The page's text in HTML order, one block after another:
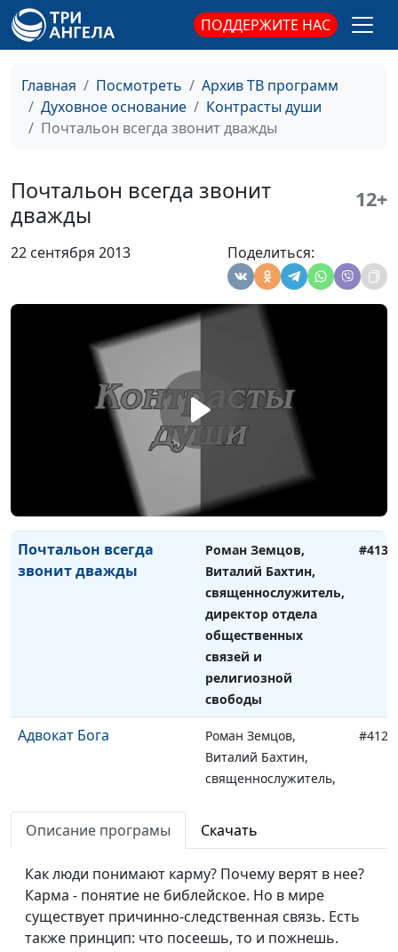
ПОДДЕРЖИТЕ НАС
Главная Посмотреть
Архив ТВ программ
Духовное основание
Контрасты души
Почтальон всегда звонит дважды
Почтальон всегда звонит
дважды
12+
22 сентября 2013 Поделиться:
свободы
Христиане всех стран,
объединяйтесь!
Виталий Бахтин,
священнослужитель,
директор отдела
общественных связей
свободы
Навязчивое Евангелие
священнослужитель,
директор отдела
общественных связей
Философия успеха
Роман Земцов,
Виталий Бахтин,
священнослужитель,
директор отдела
и религиозной
свободы
Почтальон всегда
звонит дважды
Роман Земцов,
Виталий Бахтин,
священнослужитель,
директор отдела
общественных
связей и
религиозной
свободы
#413
Адвокат Бога
Роман Земцов,
Виталий Бахтин,
священнослужитель,
#412
Погубить губивших
землю
Роман Земцов,
Виталий Бахтин,
священнослужитель,
Описание програмы Скачать
Как люди понимают карму? Почему верят в нее?
Карма - понятие не библейское. Но в мире
существует причинно-следственная связь. Есть
также принцип: что посеешь, то и пожнешь.